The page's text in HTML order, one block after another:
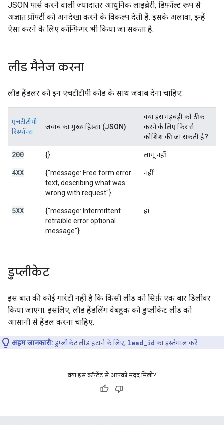
JSON पार्स करने वाली ज़्यादातर आधुनिक लाइब्रेरी, डिफ़ॉल्ट रूप से
अज्ञात प्रॉपर्टी को अनदेखा करने के विकल्प देती हैं. इसके अलावा, इन्हें
ऐसा करने के लिए कॉन्फ़िगर भी किया जा सकता है.
लीड मैनेज करना
लीड हैंडलर को इन एचटीटीपी कोड के साथ जवाब देना चाहिए:
एचटीटीपी
रिस्पॉन्स
जवाब का मुख्य हिस्सा (JSON)
क्या इस गड़बड़ी को ठीक
करने के लिए फिर से
कोशिश की जा सकती है?
200 {} लागू नहीं
4XX
{"message: Free form error
text, describing what was
wrong with request"}
नहीं
5XX
{"message: Intermittent
retraible error optional
message"}
हां
डुप्लीकेट
इस बात की कोई गारंटी नहीं है कि किसी लीड को सिर्फ़ एक बार डिलीवर
किया जाएगा. इसलिए, लीड हैंडलिंग वेबहुक को डुप्लीकेट लीड को
आसानी से हैंडल करना चाहिए.
अहम जानकारी: डुप्लीकेट लीड हटाने के लिए, lead_id का इस्तेमाल करें.
क्या इस कॉन्टेंट से आपको मदद मिली?